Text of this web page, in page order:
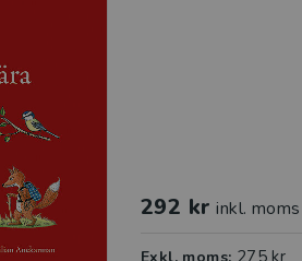
292 kr inkl. moms
275 kr